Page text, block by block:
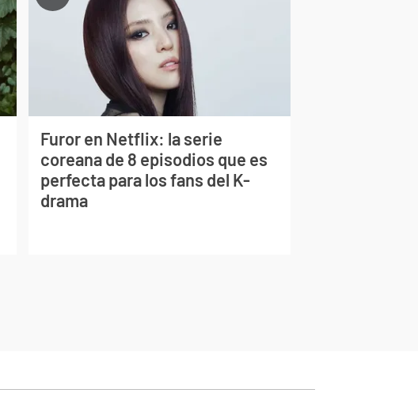
Furor en Netflix: la serie
coreana de 8 episodios que es
perfecta para los fans del K-
drama